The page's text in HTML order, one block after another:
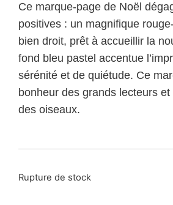
Ce marque-page de Noël
positives : un magnifique
bien droit, prêt à accueillir la
fond bleu pastel accentue
sérénité et de quiétude. Ce
bonheur des grands lecteurs
des oiseaux.
Rupture de stock